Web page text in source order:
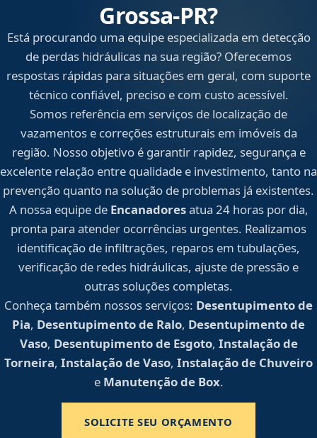
Grossa‑PR?
Está procurando uma equipe especializada em detecção
de perdas hidráulicas na sua região? Oferecemos
respostas rápidas para situações em geral, com suporte
técnico confiável, preciso e com custo acessível.
Somos referência em serviços de localização de
vazamentos e correções estruturais em imóveis da
região. Nosso objetivo é garantir rapidez, segurança e
excelente relação entre qualidade e investimento, tanto na
prevenção quanto na solução de problemas já existentes.
A nossa equipe de Encanadoresatua 24 horas por dia,
pronta para atender ocorrências urgentes. Realizamos
identificação de infiltrações, reparos em tubulações,
verificação de redes hidráulicas, ajuste de pressão e
outras soluções completas.
Conheça também nossos serviços: Desentupimento de
Pia, Desentupimento de Ralo, Desentupimento de
Vaso, Desentupimento de Esgoto, Instalação de
Torneira, Instalação de Vaso, Instalação de Chuveiro
e Manutenção de Box.
SOLICITE SEU ORÇAMENTO